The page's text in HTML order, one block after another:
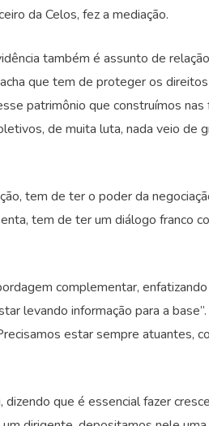
da Celos, fez a mediação.
também é assunto de
que tem de proteger os
patrimônio que construímos nas
de muita luta, nada veio de
tem de ter o poder da
tem de ter um diálogo franco
complementar,
levando informação para a
estar sempre atuantes,
que é essencial fazer